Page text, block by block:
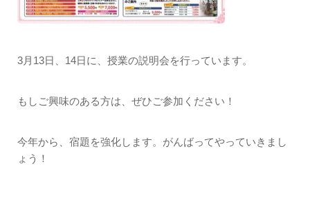
3月13日、14日に、授業の説明会を行っています。
もしご興味のある方は、ぜひご参加ください！
今年から、宿題を強化します。がんばってやっていきまし
ょう！